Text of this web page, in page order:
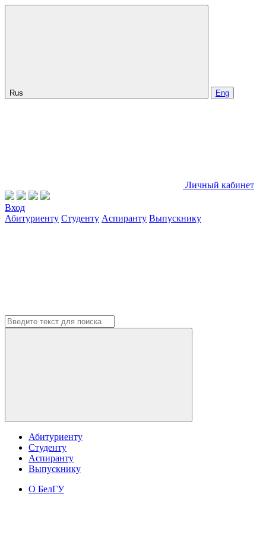
Rus Eng
Личный кабинет
Вход
Абитуриенту Студенту Аспиранту Выпускнику
Абитуриенту
Студенту
Аспиранту
Выпускнику
О БелГУ